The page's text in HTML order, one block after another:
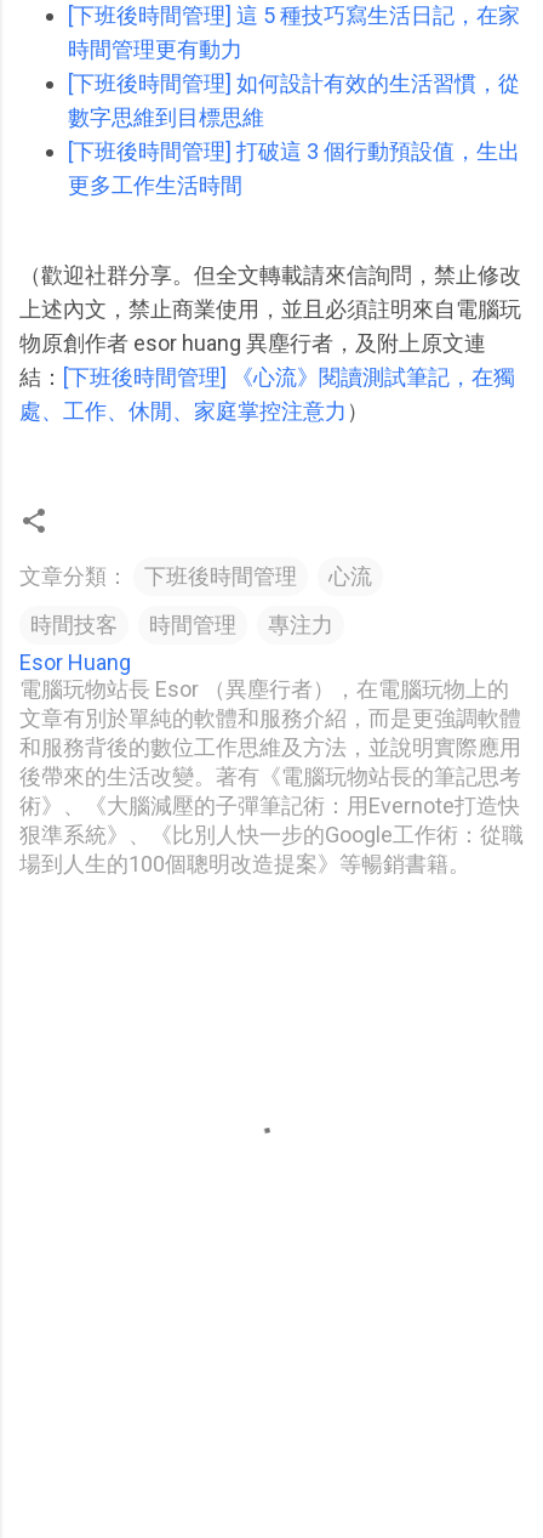
[下班後時間管理] 這 5 種技巧寫生活日記，在家
時間管理更有動力
[下班後時間管理] 如何設計有效的生活習慣，從
數字思維到目標思維
[下班後時間管理] 打破這 3 個行動預設值，生出
更多工作生活時間
（歡迎社群分享。但全文轉載請來信詢問，禁止修改
上述內文，禁止商業使用，並且必須註明來自電腦玩
物原創作者 esor huang 異塵行者，及附上原文連
結： [下班後時間管理] 《心流》閱讀測試筆記，在獨
處、工作、休閒、家庭掌控注意力 ）
文章分類： 下班後時間管理
心流
時間技客
時間管理
專注力
Esor Huang
電腦玩物站長 Esor （異塵行者），在電腦玩物上的
文章有別於單純的軟體和服務介紹，而是更強調軟體
和服務背後的數位工作思維及方法，並說明實際應用
後帶來的生活改變。著有《電腦玩物站長的筆記思考
術》、《大腦減壓的子彈筆記術：用Evernote打造快
狠準系統》、《比別人快一步的Google工作術：從職
場到人生的100個聰明改造提案》等暢銷書籍。